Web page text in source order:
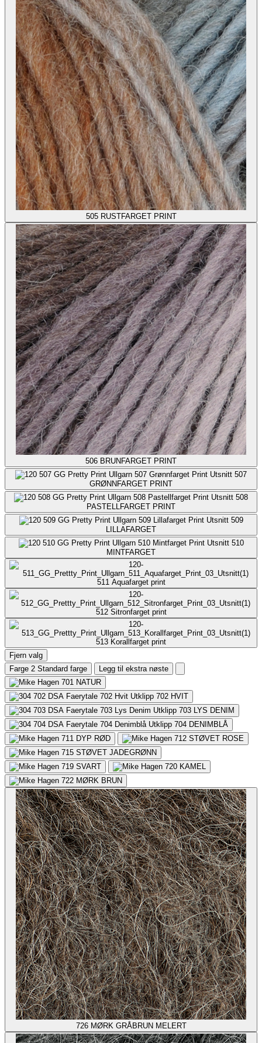
505 RUSTFARGET PRINT
506 BRUNFARGET PRINT
507
GRØNNFARGET PRINT
508
PASTELLFARGET PRINT
509
LILLAFARGET
510
MINTFARGET
511 Aquafarget print
512 Sitronfarget print
513 Korallfarget print
Fjern valg
Farge 2 Standard farge
Legg til ekstra nøste
701 NATUR
702 HVIT
703 LYS DENIM
704 DENIMBLÅ
711 DYP RØD 712 STØVET ROSE
715 STØVET JADEGRØNN
719 SVART 720 KAMEL
722 MØRK BRUN
726 MØRK GRÅBRUN MELERT